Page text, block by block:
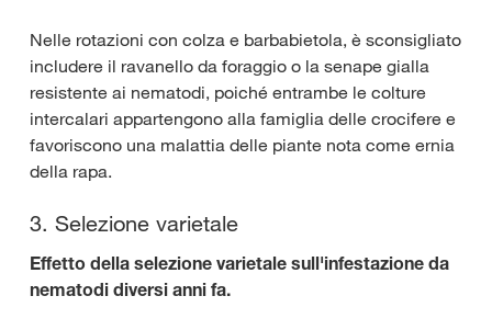
Nelle rotazioni con colza e barbabietola, è sconsigliato
includere il ravanello da foraggio o la senape gialla
resistente ai nematodi, poiché entrambe le colture
intercalari appartengono alla famiglia delle crocifere e
favoriscono una malattia delle piante nota come ernia
della rapa.
3. Selezione varietale
Effetto della selezione varietale sull'infestazione da
nematodi diversi anni fa.